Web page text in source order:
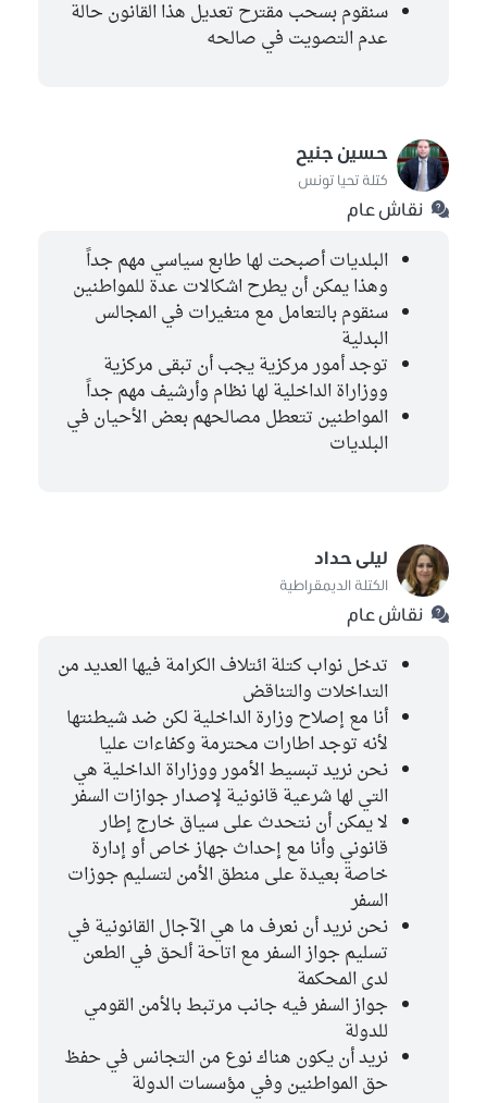
سنقوم بسحب مقترح تعديل هذا القانون حالة
عدم التصويت في صالحه
حسين جنيح
كتلة تحيا تونس
نقاش عام
البلديات أصبحت لها طابع سياسي مهم جداً
وهذا يمكن أن يطرح اشكالات عدة للمواطنين
سنقوم بالتعامل مع متغيرات في المجالس
البدلية
توجد أمور مركزية يجب أن تبقى مركزية
ووزاراة الداخلية لها نظام وأرشيف مهم جداً
المواطنين تتعطل مصالحهم بعض الأحيان في
البلديات
ليلى حداد
الكتلة الديمقراطية
نقاش عام
تدخل نواب كتلة ائتلاف الكرامة فيها العديد من
التداخلات والتناقض
أنا مع إصلاح وزارة الداخلية لكن ضد شيطنتها
لأنه توجد اطارات محترمة وكفاءات عليا
نحن نريد تبسيط الأمور ووزاراة الداخلية هي
التي لها شرعية قانونية لإصدار جوازات السفر
لا يمكن أن نتحدث على سياق خارج إطار
قانوني وأنا مع إحداث جهاز خاص أو إدارة
خاصة بعيدة على منطق الأمن لتسليم جوزات
السفر
نحن نريد أن نعرف ما هي الآجال القانونية في
تسليم جواز السفر مع اتاحة ألحق في الطعن
لدى المحكمة
جواز السفر فيه جانب مرتبط بالأمن القومي
للدولة
نريد أن يكون هناك نوع من التجانس في حفظ
حق المواطنين وفي مؤسسات الدولة